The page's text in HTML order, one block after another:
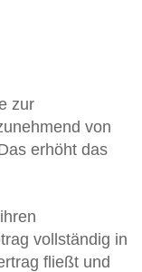
zur
von
erhöht das
vollständig in
fließt und